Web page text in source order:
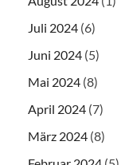
Juli 2024 (6)
Juni 2024 (5)
Mai 2024 (8)
April 2024 (7)
März 2024 (8)